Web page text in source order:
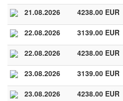
21.08.2026 4238.00 EUR
22.08.2026 3139.00 EUR
22.08.2026 4238.00 EUR
23.08.2026 3139.00 EUR
23.08.2026 4238.00 EUR